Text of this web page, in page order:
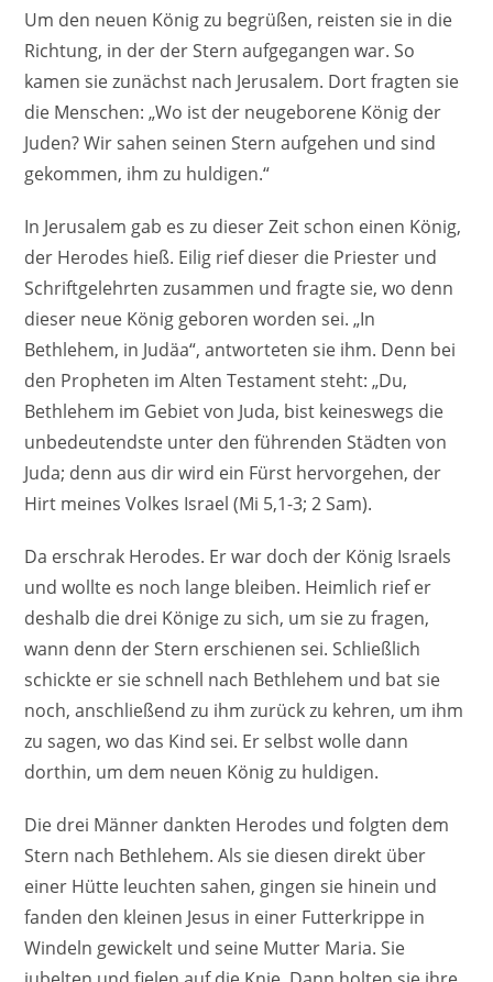
Um den neuen König zu begrüßen, reisten sie in die
Richtung, in der der Stern aufgegangen war. So
kamen sie zunächst nach Jerusalem. Dort fragten sie
die Menschen: „Wo ist der neugeborene König der
Juden? Wir sahen seinen Stern aufgehen und sind
gekommen, ihm zu huldigen.“
In Jerusalem gab es zu dieser Zeit schon einen König,
der Herodes hieß. Eilig rief dieser die Priester und
Schriftgelehrten zusammen und fragte sie, wo denn
dieser neue König geboren worden sei. „In
Bethlehem, in Judäa“, antworteten sie ihm. Denn bei
den Propheten im Alten Testament steht: „Du,
Bethlehem im Gebiet von Juda, bist keineswegs die
unbedeutendste unter den führenden Städten von
Juda; denn aus dir wird ein Fürst hervorgehen, der
Hirt meines Volkes Israel (Mi 5,1-3; 2 Sam).
Da erschrak Herodes. Er war doch der König Israels
und wollte es noch lange bleiben. Heimlich rief er
deshalb die drei Könige zu sich, um sie zu fragen,
wann denn der Stern erschienen sei. Schließlich
schickte er sie schnell nach Bethlehem und bat sie
noch, anschließend zu ihm zurück zu kehren, um ihm
zu sagen, wo das Kind sei. Er selbst wolle dann
dorthin, um dem neuen König zu huldigen.
Die drei Männer dankten Herodes und folgten dem
Stern nach Bethlehem. Als sie diesen direkt über
einer Hütte leuchten sahen, gingen sie hinein und
fanden den kleinen Jesus in einer Futterkrippe in
Windeln gewickelt und seine Mutter Maria. Sie